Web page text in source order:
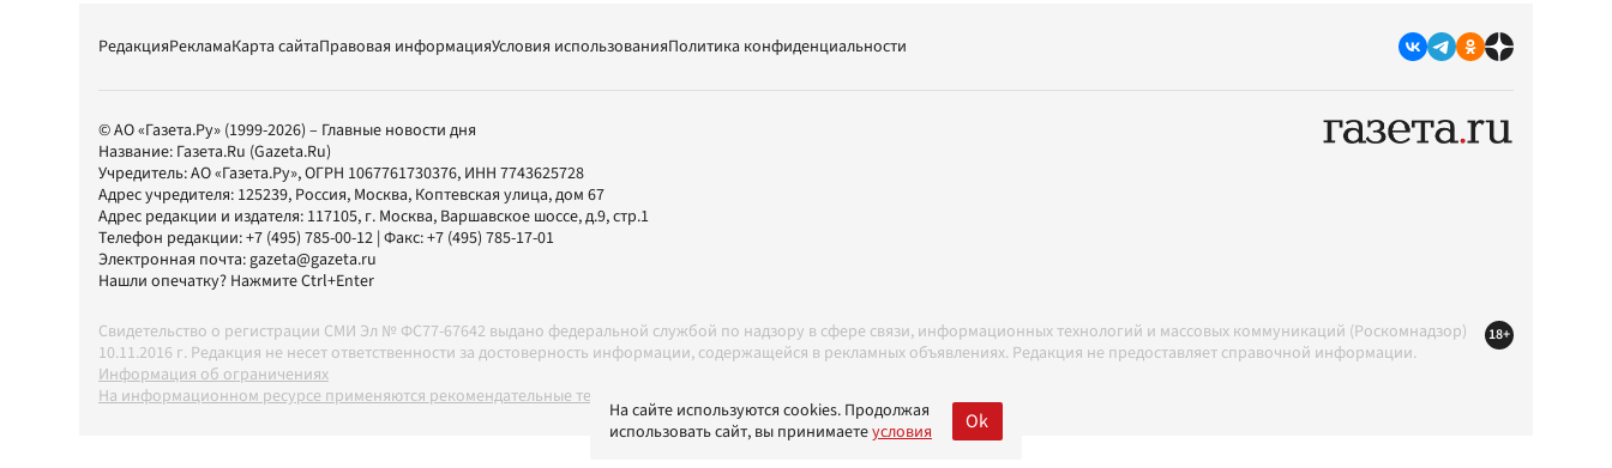
РедакцияРекламаКарта сайтаПравовая информацияУсловия использованияПолитика конфиденциальности
© АО «Газета.Ру» (1999-2026) – Главные новости дня
Название: Газета.Ru (Gazeta.Ru)
Учредитель:АО «Газета.Ру», ОГРН 1067761730376, ИНН 7743625728
Адрес учредителя: 125239, Россия, Москва, Коптевская улица, дом 67
Адрес редакции и издателя: 117105, г. Москва, Варшавское шоссе, д.9, стр.1
Телефон редакции:+7 (495) 785-00-12 | Факс:+7 (495) 785-17-01
Электронная почта:gazeta@gazeta.ru
Нашли опечатку? Нажмите Ctrl+Enter
Свидетельство о регистрации СМИ Эл № ФС77-67642 выдано федеральной службой по надзору в сфере связи, информационных технологий и массовых коммуникаций (Роскомнадзор)
10.11.2016 г. Редакция не несет ответственности за достоверность информации, содержащейся в рекламных объявлениях. Редакция не предоставляет справочной информации.
Информация об ограничениях
На информационном ресурсе применяются рекомендательные технологии в соответствии с Правилами
18+
На сайте используются cookies. Продолжая
использовать сайт, вы принимаетеусловия Ok